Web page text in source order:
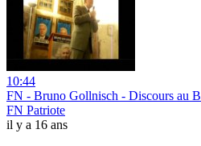
10:44
FN - Bruno Gollnisch - Discours au
FN Patriote
il y a 16 ans